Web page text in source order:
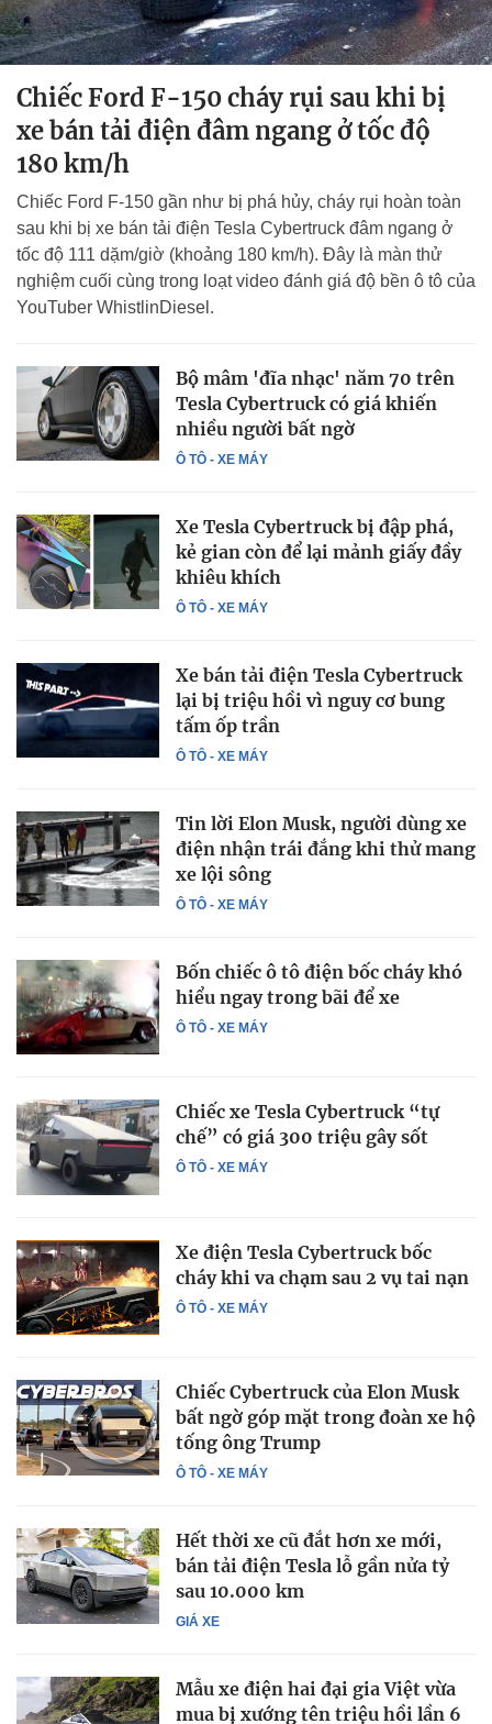
Chiếc Ford F-150 cháy rụi sau khi bị
xe bán tải điện đâm ngang ở tốc độ
180 km/h
Chiếc Ford F-150 gần như bị phá hủy, cháy rụi hoàn toàn
sau khi bị xe bán tải điện Tesla Cybertruck đâm ngang ở
tốc độ 111 dặm/giờ (khoảng 180 km/h). Đây là màn thử
nghiệm cuối cùng trong loạt video đánh giá độ bền ô tô của
YouTuber WhistlinDiesel.
Ô TÔ - XE MÁY
Bộ mâm 'đĩa nhạc' năm 70 trên
Tesla Cybertruck có giá khiến
nhiều người bất ngờ
Ô TÔ - XE MÁY
Xe Tesla Cybertruck bị đập phá,
kẻ gian còn để lại mảnh giấy đầy
khiêu khích
Ô TÔ - XE MÁY
Xe bán tải điện Tesla Cybertruck
lại bị triệu hồi vì nguy cơ bung
tấm ốp trần
Ô TÔ - XE MÁY
Tin lời Elon Musk, người dùng xe
điện nhận trái đắng khi thử mang
xe lội sông
Ô TÔ - XE MÁY
Bốn chiếc ô tô điện bốc cháy khó
hiểu ngay trong bãi để xe
Ô TÔ - XE MÁY
Chiếc xe Tesla Cybertruck “tự
chế” có giá 300 triệu gây sốt
Ô TÔ - XE MÁY
Xe điện Tesla Cybertruck bốc
cháy khi va chạm sau 2 vụ tai nạn
Ô TÔ - XE MÁY
Chiếc Cybertruck của Elon Musk
bất ngờ góp mặt trong đoàn xe hộ
tống ông Trump
GIÁ XE
Hết thời xe cũ đắt hơn xe mới,
bán tải điện Tesla lỗ gần nửa tỷ
sau 10.000 km
Mẫu xe điện hai đại gia Việt vừa
mua bị xướng tên triệu hồi lần 6